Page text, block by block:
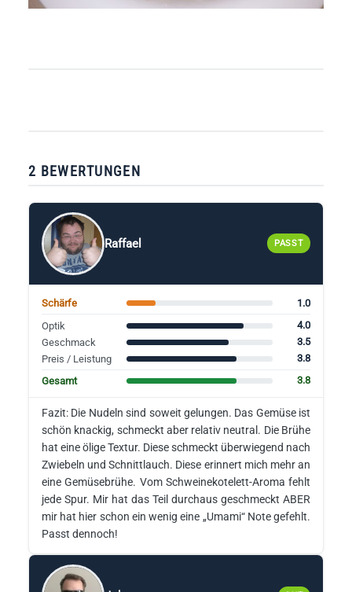
2 BEWERTUNGEN
Raffael PASST
Schärfe
1.0
Optik
4.0
Geschmack
3.5
Preis / Leistung
3.8
Gesamt
3.8
Fazit: Die Nudeln sind soweit gelungen. Das Gemüse ist
schön knackig, schmeckt aber relativ neutral. Die Brühe
hat eine ölige Textur. Diese schmeckt überwiegend nach
Zwiebeln und Schnittlauch. Diese erinnert mich mehr an
eine Gemüsebrühe. Vom Schweinekotelett-Aroma fehlt
jede Spur. Mir hat das Teil durchaus geschmeckt ABER
mir hat hier schon ein wenig eine „Umami“ Note gefehlt.
Passt dennoch!